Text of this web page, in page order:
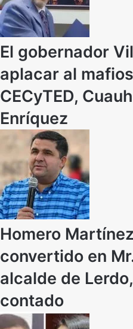
El gobernador
aplacar al
CECyTED,
Enríquez
Homero
convertido en
alcalde de
contado